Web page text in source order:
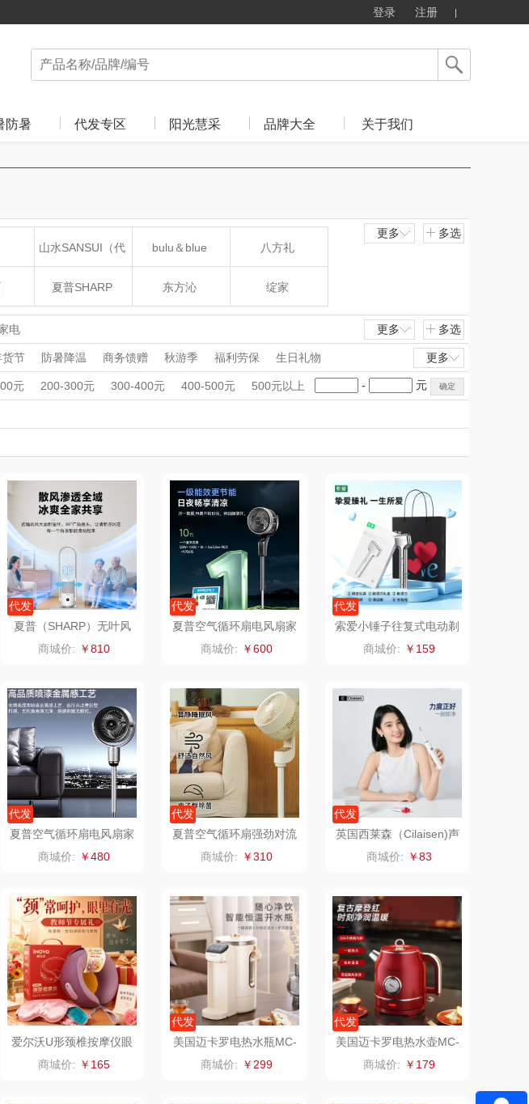
登录 注册
防暑 代发专区 阳光慧采 品牌大全 关于我们
山水SANSUI（代
理商）
bulu＆blue 八方礼
夏普SHARP 东方沁 绽家
）
雨伞）
乐扣乐扣（家居/ 星巴克（杯壶/包 蔬果园（代理商）
康宁 京意之选
SWISS MILITARY 奈雪茶院
竹盐
安宝笛 爱润丝婷 形象派
康夫 舒蕾（定制款）
） 晒瑞 实丰文化 洛克星球
漫沃星系 TCL 五芳斋
饱 汉美驰 梦洁家纺
德菲摩尔 保宁 荣事达（品牌方）
富安娜（包销款
1）
西屋（小家电） 渝情渝礼
款） 云栖桦田 长寿花 奥克斯
理 立时olayks 呼也
百事（饮具类） 丽耳 三胖蛋
更多 多选
电 更多 多选
货节 防暑降温 商务馈赠 秋游季 福利劳保
生日礼物
毕业季礼品 开门红专区 伴手礼盒 会议礼品
国潮文创
礼品 酒店旅游 高校礼品 女神节 奶企礼品
银行礼品
车礼品 进店礼 情人节 七夕节 建党节 圣诞节
教师节
士节 重阳节
更多
元 200-300元 300-400元 400-500元 500元以上 - 元
代发
夏普（SHARP）无叶风
扇电风扇家用净化落地扇
低噪
商城价: ￥810
代发
夏普空气循环扇电风扇家
用驱蚊遥控款PJ-CD544
A
商城价: ￥600
代发
索爱小锤子往复式电动剃
须刀M66（送手提袋）
商城价: ￥159
代发
夏普空气循环扇电风扇家
用驱蚊PJ-CD420A-C
商城价: ￥480
代发
夏普空气循环扇强劲对流
风PJ-CD603A
商城价: ￥310
代发
英国西莱森（Cilaisen)声
波电动牙刷CP-T9
商城价: ￥83
爱尔沃U形颈椎按摩仪眼
罩套装
商城价: ￥165
代发
美国迈卡罗电热水瓶MC-
SP281
商城价: ￥299
代发
美国迈卡罗电热水壶MC-
商城价: ￥179